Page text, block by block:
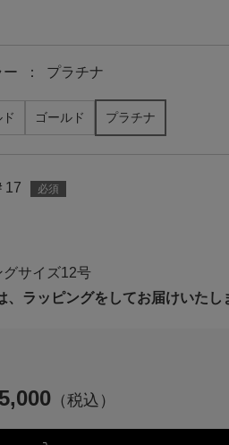
ー ： プラチナ
ゴールド プラチナ
17
サイズ12号
、ラッピングをしてお届けいたし